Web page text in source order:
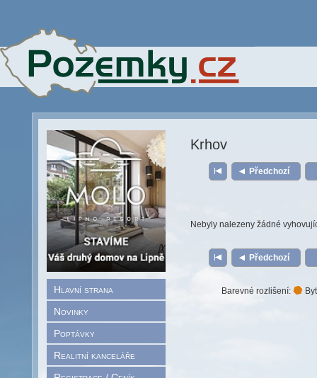
Hlavní strana
Novinky
Poptávky
Realitní kanceláře
Krhov
Předchozí
Nebyly nalezeny žádné
Předchozí
Barevné rozlišení: